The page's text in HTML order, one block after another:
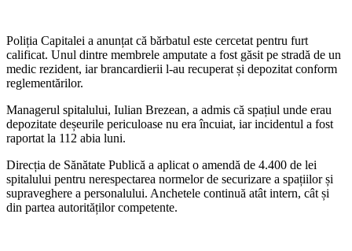
Poliția Capitalei a anunțat că bărbatul este cercetat pentru furt
calificat. Unul dintre membrele amputate a fost găsit pe stradă de un
medic rezident, iar brancardierii l-au recuperat și depozitat conform
reglementărilor.
Managerul spitalului, Iulian Brezean, a admis că spațiul unde erau
depozitate deșeurile periculoase nu era încuiat, iar incidentul a fost
raportat la 112 abia luni.
Direcția de Sănătate Publică a aplicat o amendă de 4.400 de lei
spitalului pentru nerespectarea normelor de securizare a spațiilor și
supraveghere a personalului. Anchetele continuă atât intern, cât și
din partea autorităților competente.